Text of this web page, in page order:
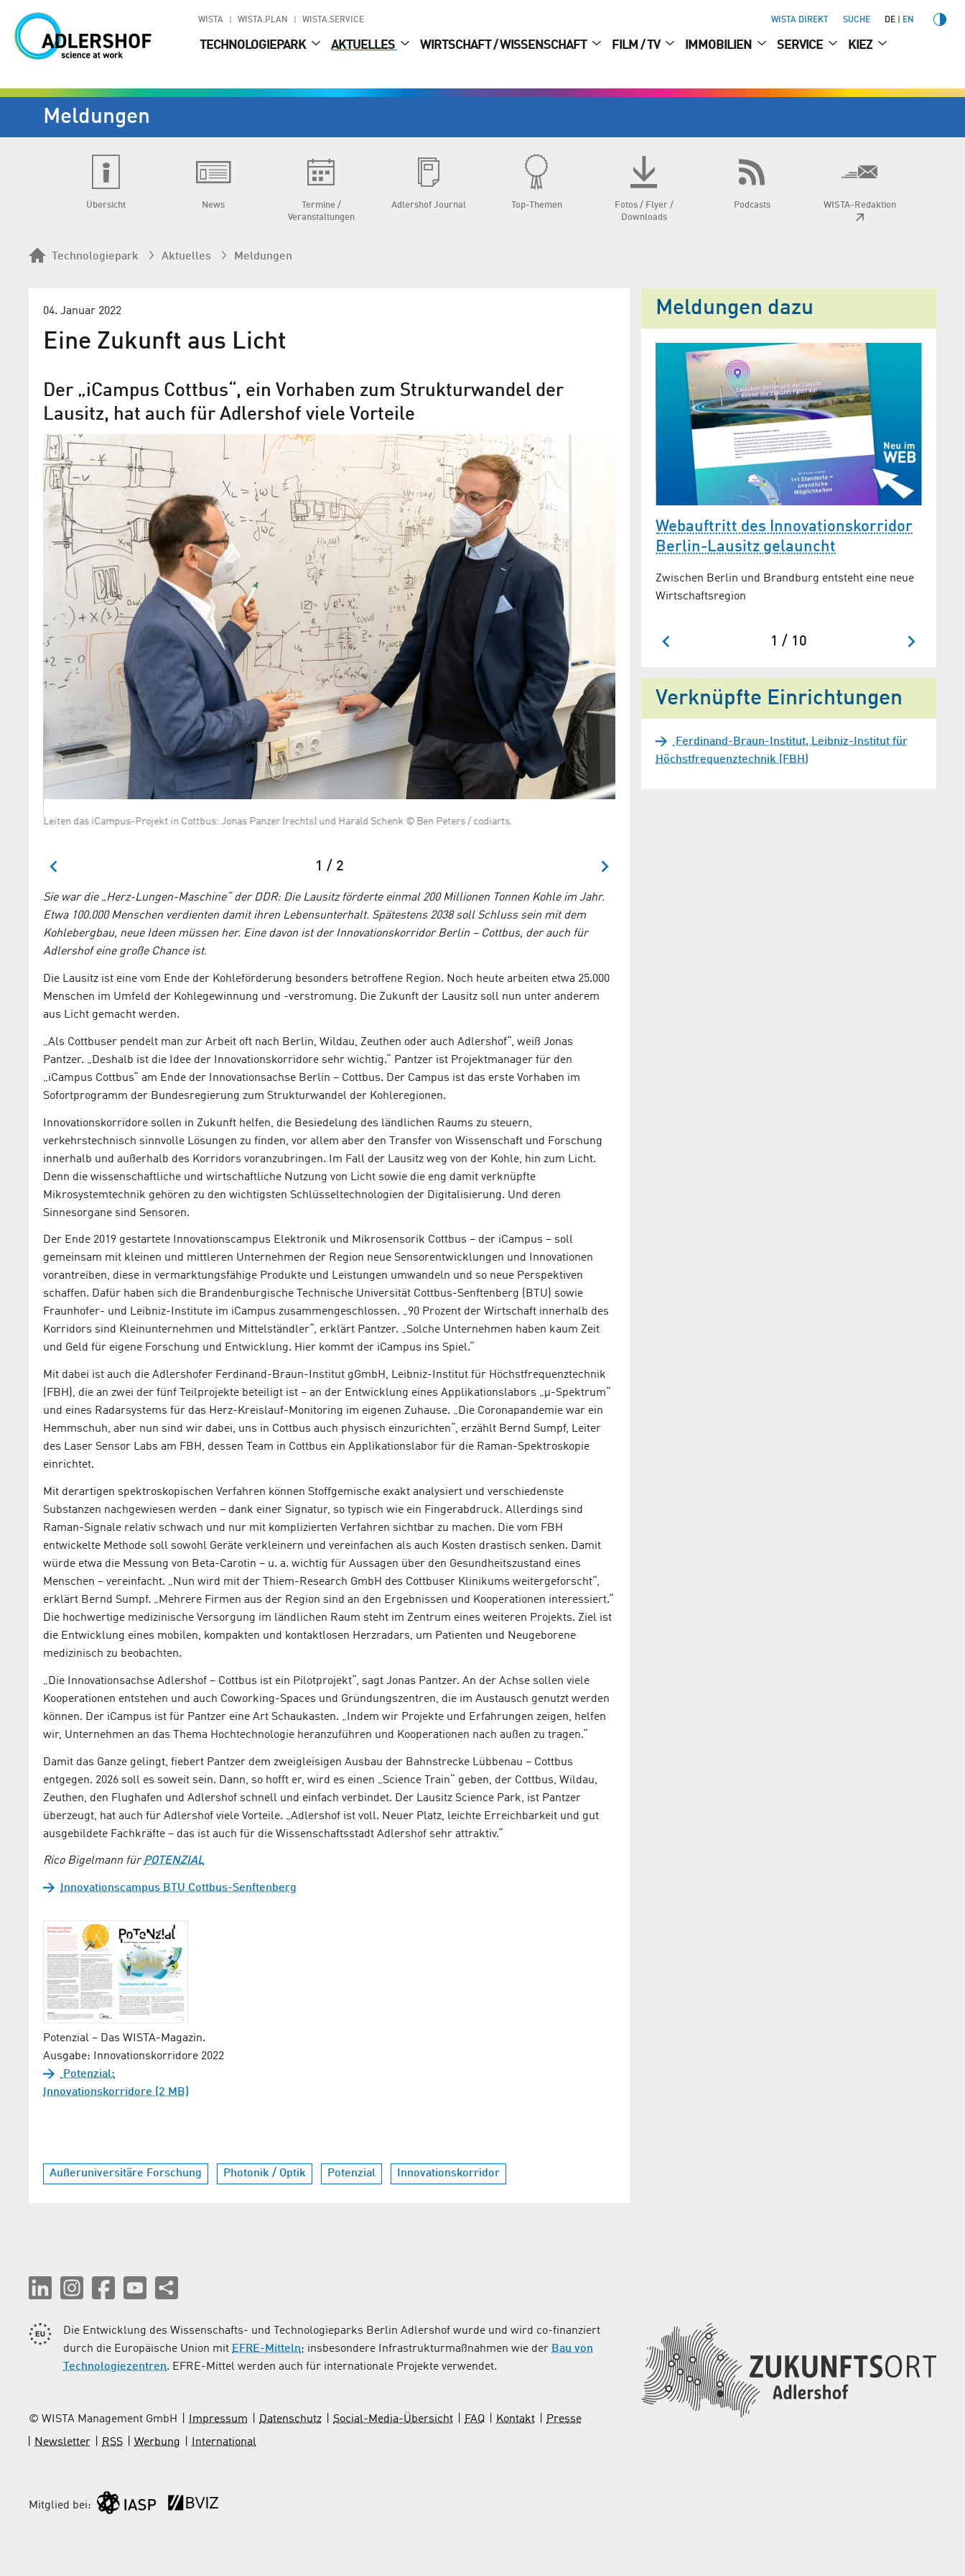
WISTA WISTA.PLAN WISTA.SERVICE WISTA DIREKT SUCHE DE EN
TECHNOLOGIEPARK AKTUELLES WIRTSCHAFT / WISSENSCHAFT FILM / TV IMMOBILIEN SERVICE KIEZ
Meldungen
Übersicht News
Termine /
Veranstaltungen
Adlershof Journal Top-Themen
Fotos / Flyer /
Downloads
Podcasts WISTA-Redaktion
Technologiepark Aktuelles Meldungen
04. Januar 2022
Eine Zukunft aus Licht
Der „iCampus Cottbus“, ein Vorhaben zum Strukturwandel der
Lausitz, hat auch für Adlershof viele Vorteile
Leiten das iCampus-Projekt in Cottbus: Jonas Panzer (rechts) und Harald Schenk © Ben Peters / codiarts.
1 / 2
Sie war die „Herz-Lungen-Maschine“ der DDR: Die Lausitz förderte einmal 200 Millionen Tonnen Kohle im Jahr.
Etwa 100.000 Menschen verdienten damit ihren Lebensunterhalt. Spätestens 2038 soll Schluss sein mit dem
Kohlebergbau, neue Ideen müssen her. Eine davon ist der Innovationskorridor Berlin – Cottbus, der auch für
Adlershof eine große Chance ist.
Die Lausitz ist eine vom Ende der Kohleförderung besonders betroffene Region. Noch heute arbeiten etwa 25.000
Menschen im Umfeld der Kohlegewinnung und -verstromung. Die Zukunft der Lausitz soll nun unter anderem
aus Licht gemacht werden.
„Als Cottbuser pendelt man zur Arbeit oft nach Berlin, Wildau, Zeuthen oder auch Adlershof“, weiß Jonas
Pantzer. „Deshalb ist die Idee der Innovationskorridore sehr wichtig.“ Pantzer ist Projektmanager für den
„iCampus Cottbus“ am Ende der Innovationsachse Berlin – Cottbus. Der Campus ist das erste Vorhaben im
Sofortprogramm der Bundesregierung zum Strukturwandel der Kohleregionen.
Innovationskorridore sollen in Zukunft helfen, die Besiedelung des ländlichen Raums zu steuern,
verkehrstechnisch sinnvolle Lösungen zu finden, vor allem aber den Transfer von Wissenschaft und Forschung
innerhalb und außerhalb des Korridors voranzubringen. Im Fall der Lausitz weg von der Kohle, hin zum Licht.
Denn die wissenschaftliche und wirtschaftliche Nutzung von Licht sowie die eng damit verknüpfte
Mikrosystemtechnik gehören zu den wichtigsten Schlüsseltechnologien der Digitalisierung. Und deren
Sinnesorgane sind Sensoren.
Der Ende 2019 gestartete Innovationscampus Elektronik und Mikrosensorik Cottbus – der iCampus – soll
gemeinsam mit kleinen und mittleren Unternehmen der Region neue Sensorentwicklungen und Innovationen
vorantreiben, diese in vermarktungsfähige Produkte und Leistungen umwandeln und so neue Perspektiven
schaffen. Dafür haben sich die Brandenburgische Technische Universität Cottbus-Senftenberg (BTU) sowie
Fraunhofer- und Leibniz-Institute im iCampus zusammengeschlossen. „90 Prozent der Wirtschaft innerhalb des
Korridors sind Kleinunternehmen und Mittelständler“, erklärt Pantzer. „Solche Unternehmen haben kaum Zeit
und Geld für eigene Forschung und Entwicklung. Hier kommt der iCampus ins Spiel.“
Mit dabei ist auch die Adlershofer Ferdinand-Braun-Institut gGmbH, Leibniz-Institut für Höchstfrequenztechnik
(FBH), die an zwei der fünf Teilprojekte beteiligt ist – an der Entwicklung eines Applikationslabors „µ-Spektrum“
und eines Radarsystems für das Herz-Kreislauf-Monitoring im eigenen Zuhause. „Die Coronapandemie war ein
Hemmschuh, aber nun sind wir dabei, uns in Cottbus auch physisch einzurichten“, erzählt Bernd Sumpf, Leiter
des Laser Sensor Labs am FBH, dessen Team in Cottbus ein Applikationslabor für die Raman-Spektroskopie
einrichtet.
Mit derartigen spektroskopischen Verfahren können Stoffgemische exakt analysiert und verschiedenste
Substanzen nachgewiesen werden – dank einer Signatur, so typisch wie ein Fingerabdruck. Allerdings sind
Raman-Signale relativ schwach und nur mit komplizierten Verfahren sichtbar zu machen. Die vom FBH
entwickelte Methode soll sowohl Geräte verkleinern und vereinfachen als auch Kosten drastisch senken. Damit
würde etwa die Messung von Beta-Carotin – u. a. wichtig für Aussagen über den Gesundheitszustand eines
Menschen – vereinfacht. „Nun wird mit der Thiem-Research GmbH des Cottbuser Klinikums weitergeforscht“,
erklärt Bernd Sumpf. „Mehrere Firmen aus der Region sind an den Ergebnissen und Kooperationen interessiert.“
Die hochwertige medizinische Versorgung im ländlichen Raum steht im Zentrum eines weiteren Projekts. Ziel ist
die Entwicklung eines mobilen, kompakten und kontaktlosen Herzradars, um Patienten und Neugeborene
medizinisch zu beobachten.
„Die Innovationsachse Adlershof – Cottbus ist ein Pilotprojekt“, sagt Jonas Pantzer. An der Achse sollen viele
Kooperationen entstehen und auch Coworking-Spaces und Gründungszentren, die im Austausch genutzt werden
können. Der iCampus ist für Pantzer eine Art Schaukasten. „Indem wir Projekte und Erfahrungen zeigen, helfen
wir, Unternehmen an das Thema Hochtechnologie heranzuführen und Kooperationen nach außen zu tragen.“
Damit das Ganze gelingt, fiebert Pantzer dem zweigleisigen Ausbau der Bahnstrecke Lübbenau – Cottbus
entgegen. 2026 soll es soweit sein. Dann, so hofft er, wird es einen „Science Train“ geben, der Cottbus, Wildau,
Zeuthen, den Flughafen und Adlershof schnell und einfach verbindet. Der Lausitz Science Park, ist Pantzer
überzeugt, hat auch für Adlershof viele Vorteile. „Adlershof ist voll. Neuer Platz, leichte Erreichbarkeit und gut
ausgebildete Fachkräfte – das ist auch für die Wissenschaftsstadt Adlershof sehr attraktiv.“
Rico Bigelmann fürPOTENZIAL
Innovationscampus BTU Cottbus-Senftenberg
Potenzial – Das WISTA-Magazin.
Ausgabe: Innovationskorridore 2022
Potenzial:
Innovationskorridore (2 MB)
Außeruniversitäre Forschung Photonik / Optik Potenzial Innovationskorridor
Meldungen dazu
Schonende Krebsdiagnosen per
Laser
Adlershofer Experten vom FBH helfen mit spezieller
Raman-Spektroskopie auch Asthmapatienten
Licht auf der Haut
Laserexperten und Mediziner forschen gemeinsam
im Projekt „HautScan“
Webauftritt des Innovationskorridor
Berlin-Lausitz gelauncht
Zwischen Berlin und Brandburg entsteht eine neue
Wirtschaftsregion
1 / 10
Verknüpfte Einrichtungen
Ferdinand-Braun-Institut, Leibniz-Institut für
Höchstfrequenztechnik (FBH)
Die Entwicklung des Wissenschafts- und Technologieparks Berlin Adlershof wurde und wird co-finanziert
durch die Europäische Union mit EFRE-Mitteln; insbesondere Infrastrukturmaßnahmen wie der Bau von
Technologiezentren. EFRE-Mittel werden auch für internationale Projekte verwendet.
© WISTA Management GmbH Impressum Datenschutz Social-Media-Übersicht FAQ Kontakt
Presse
Newsletter
RSS Werbung International
Mitglied bei: